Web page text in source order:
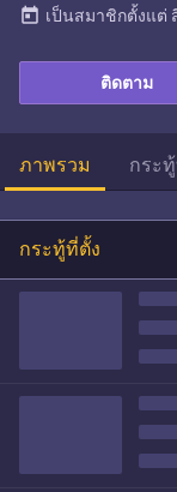
ติดตาม
today เป็นสมาชิกตั้งแต่
ภาพรวม กระ
กระทู้ที่ตั้ง